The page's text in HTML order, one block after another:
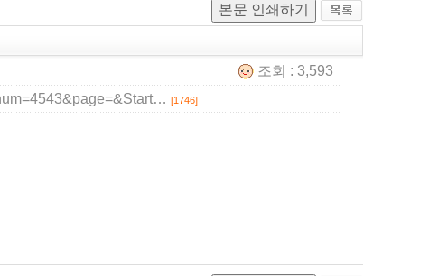
본문 인쇄하기
조회 : 3,593
[1746]